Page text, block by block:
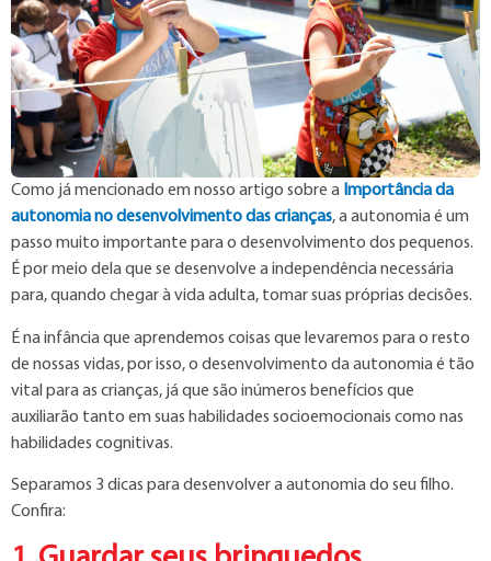
Como já mencionado em nosso artigo sobre a Importância da
autonomia no desenvolvimento das crianças, a autonomia é um
passo muito importante para o desenvolvimento dos pequenos.
É por meio dela que se desenvolve a independência necessária
para, quando chegar à vida adulta, tomar suas próprias decisões.
É na infância que aprendemos coisas que levaremos para o resto
de nossas vidas, por isso, o desenvolvimento da autonomia é tão
vital para as crianças, já que são inúmeros benefícios que
auxiliarão tanto em suas habilidades socioemocionais como nas
habilidades cognitivas.
Separamos 3 dicas para desenvolver a autonomia do seu filho.
Confira: